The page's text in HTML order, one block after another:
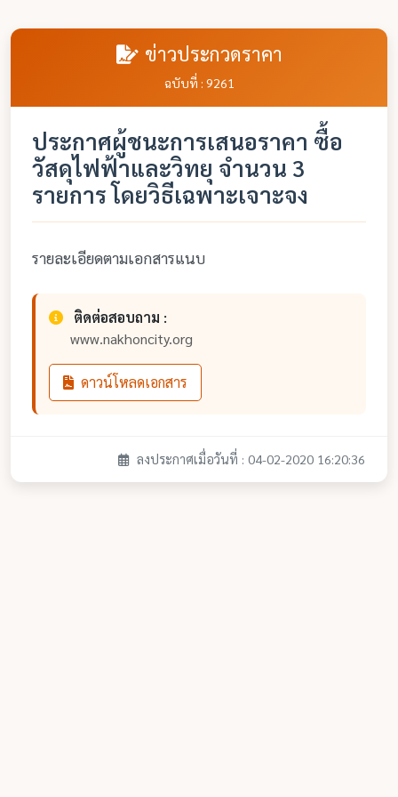
ข่าวประกวดราคา
ฉบับที่ : 9261
ประกาศผู้ชนะการเสนอราคา ซื้อ
วัสดุไฟฟ้าและวิทยุ จำนวน 3
รายการ โดยวิธีเฉพาะเจาะจง
รายละเอียดตามเอกสารแนบ
ติดต่อสอบถาม :
www.nakhoncity.org
ดาวน์โหลดเอกสาร
ลงประกาศเมื่อวันที่ : 04-02-2020 16:20:36